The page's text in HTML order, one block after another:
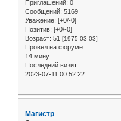
Приглашений: 0
Сообщений: 5169
Уважение: [+0/-0]
Позитив: [+0/-0]
Возраст: 51 [1975-03-03]
Провел на форуме:
14 минут
Последний визит:
2023-07-11 00:52:22
Магистр